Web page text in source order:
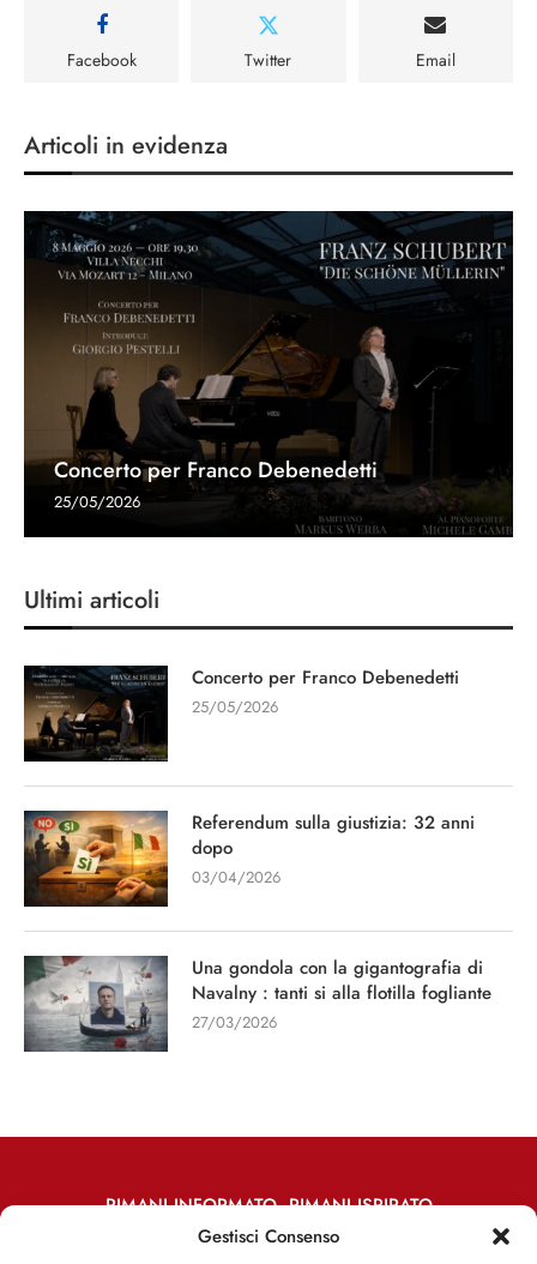
Gestisci Consenso
Facebook Twitter Email
Articoli in evidenza
Concerto per Franco Debenedetti
25/05/2026
Ultimi articoli
Concerto per Franco Debenedetti
25/05/2026
Referendum sulla giustizia: 32 anni
dopo
03/04/2026
Una gondola con la gigantografia di
Navalny : tanti si alla flotilla fogliante
27/03/2026
RIMANI INFORMATO, RIMANI ISPIRATO